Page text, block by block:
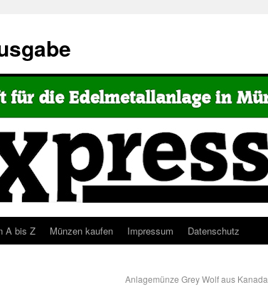
A bis Z Münzen kaufen Impressum Datenschutz
Anlagemünze Grey Wolf aus Kanada